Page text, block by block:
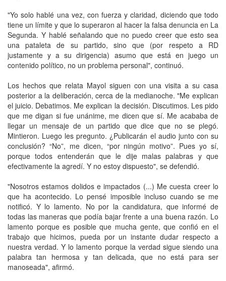
"Yo solo hablé una vez, con fuerza y claridad, diciendo que todo
tiene un límite y que lo superaron al hacer la falsa denuncia en La
Segunda. Y hablé señalando que no puedo creer que esto sea
una pataleta de su partido, sino que (por respeto a RD
justamente y a su dirigencia) asumo que está en juego un
contenido político, no un problema personal", continuó.
Los hechos que relata Mayol siguen con una visita a su casa
posterior a la deliberación, cerca de la medianoche. "Me explican
el juicio. Debatimos. Me explican la decisión. Discutimos. Les pido
que me digan si fue unánime, me dicen que sí. Me acababa de
llegar un mensaje de un partido que dice que no se plegó.
Mintieron. Luego les pregunto. ¿Publicarán el audio junto con su
conclusión? “No”, me dicen, “por ningún motivo”. Pues yo sí,
porque todos entenderán que le dije malas palabras y que
efectivamente la agredí. Y no estoy dispuesto", se defendió.
"Nosotros estamos dolidos e impactados (...) Me cuesta creer lo
que ha acontecido. Lo pensé imposible incluso cuando se me
notificó. Y lo lamento. No por la candidatura, que informé de
todas las maneras que podía bajar frente a una buena razón. Lo
lamento porque es posible que mucha gente, que confió en el
trabajo que hicimos, pueda por un instante dudar respecto a
nuestra verdad. Y lo lamento porque la verdad sigue siendo una
palabra tan hermosa y tan delicada, que no está para ser
manoseada", afirmó.